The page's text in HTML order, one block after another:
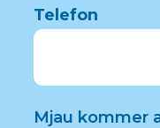
Telefon
Mjau kommer